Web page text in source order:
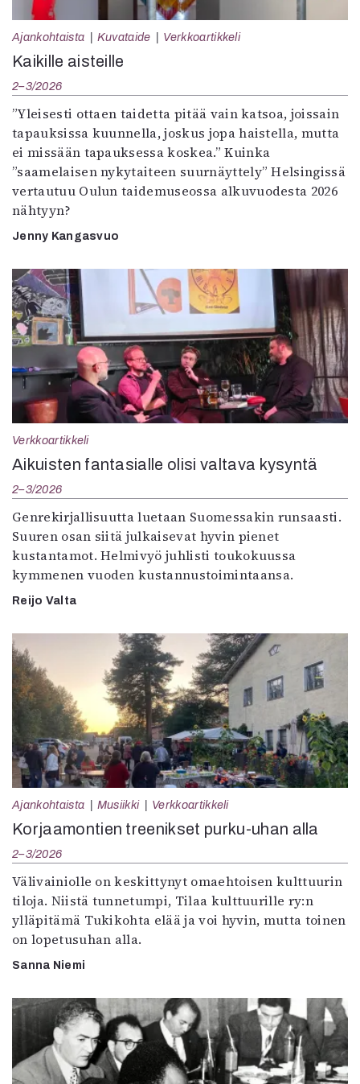
Ajankohtaista Kuvataide Verkkoartikkeli
Kaikille aisteille
2–3/2026
”Yleisesti ottaen taidetta pitää vain katsoa, joissain
tapauksissa kuunnella, joskus jopa haistella, mutta
ei missään tapauksessa koskea.” Kuinka
”saamelaisen nykytaiteen suurnäyttely” Helsingissä
vertautuu Oulun taidemuseossa alkuvuodesta 2026
nähtyyn?
Jenny Kangasvuo
Verkkoartikkeli
Aikuisten fantasialle olisi valtava kysyntä
2–3/2026
Genrekirjallisuutta luetaan Suomessakin runsaasti.
Suuren osan siitä julkaisevat hyvin pienet
kustantamot. Helmivyö juhlisti toukokuussa
kymmenen vuoden kustannustoimintaansa.
Reijo Valta
Ajankohtaista Musiikki Verkkoartikkeli
Korjaamontien treenikset purku-uhan alla
2–3/2026
Välivainiolle on keskittynyt omaehtoisen kulttuurin
tiloja. Niistä tunnetumpi, Tilaa kulttuurille ry:n
ylläpitämä Tukikohta elää ja voi hyvin, mutta toinen
on lopetusuhan alla.
Sanna Niemi